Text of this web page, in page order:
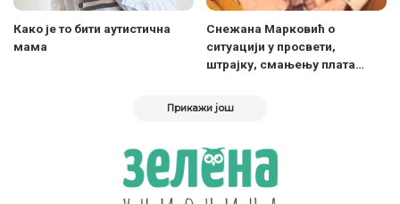
Како је то бити аутистична
мама
Снежана Марковић о
ситуацији у просвети,
штрајку, смањењу плата…
Прикажи још